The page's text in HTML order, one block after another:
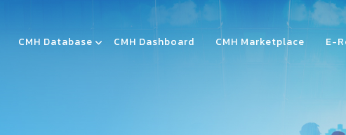
CMH Database CMH Dashboard CMH Marketplace E-